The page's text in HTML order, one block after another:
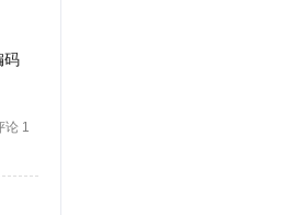
码
论 1